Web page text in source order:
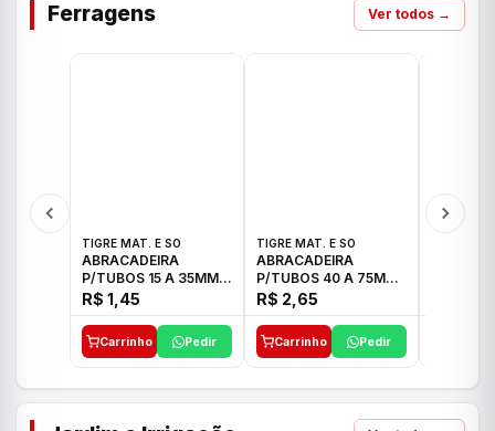
Ferragens Ver todos →
TIGRE MAT. E SO
ABRACADEIRA
P/TUBOS 15 A 35MM
TIGRE
R$ 1,45
Carrinho Pedir
TIGRE MAT. E SO
ABRACADEIRA
P/TUBOS 40 A 75MM
TIGRE
R$ 2,65
Carrinho Pedir